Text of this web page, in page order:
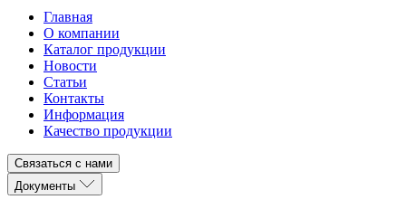
Главная
О компании
Каталог продукции
Новости
Статьи
Контакты
Информация
Качество продукции
Связаться с нами
Документы